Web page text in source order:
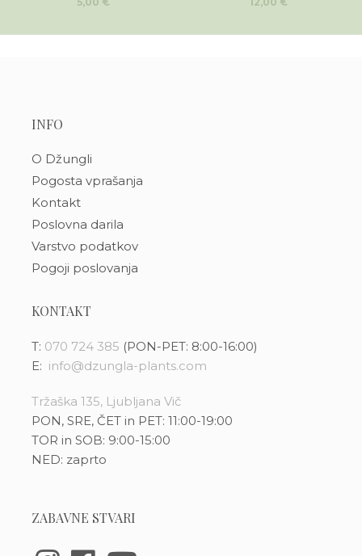
INFO
O Džungli
Pogosta vprašanja
Kontakt
Poslovna darila
Varstvo podatkov
Pogoji poslovanja
KONTAKT
T: 070 724 385 (PON-PET: 8:00-16:00)
E: info@dzungla-plants.com
Tržaška 135, Ljubljana Vič
PON, SRE, ČET in PET: 11:00-19:00
TOR in SOB: 9:00-15:00
NED: zaprto
ZABAVNE STVARI